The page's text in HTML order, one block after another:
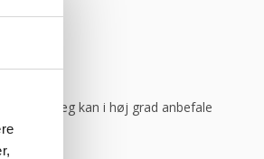
Jeg kan i høj grad anbefale